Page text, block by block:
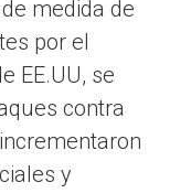
medida de
por el
EE.UU, se
contra
y